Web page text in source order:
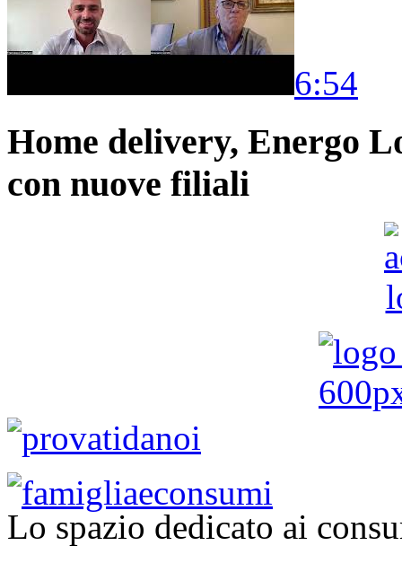
6:54
Home delivery, Energo
con nuove filiali
Lo spazio dedicato ai